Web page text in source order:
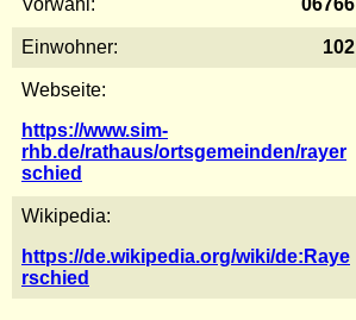
Einwohner: 102
Webseite:
https://www.sim-
rhb.de/rathaus/ortsgemeinden/rayer
schied
Wikipedia:
https://de.wikipedia.org/wiki/de:Raye
rschied